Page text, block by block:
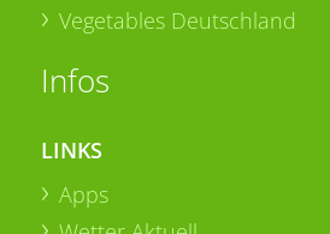
Vegetables Deutschland
Infos
LINKS
Apps